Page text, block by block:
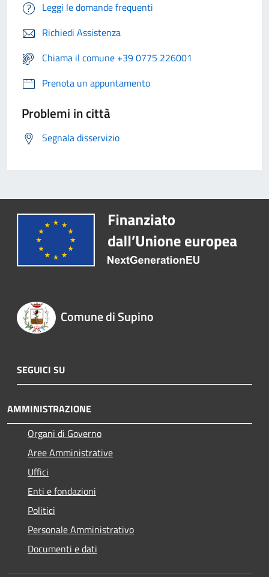
Leggi le domande frequenti
Richiedi Assistenza
Chiama il comune +39 0775 226001
Prenota un appuntamento
Problemi in città
Segnala disservizio
Comune di Supino
SEGUICI SU
AMMINISTRAZIONE
Organi di Governo
Aree Amministrative
Uffici
Enti e fondazioni
Politici
Personale Amministrativo
Documenti e dati